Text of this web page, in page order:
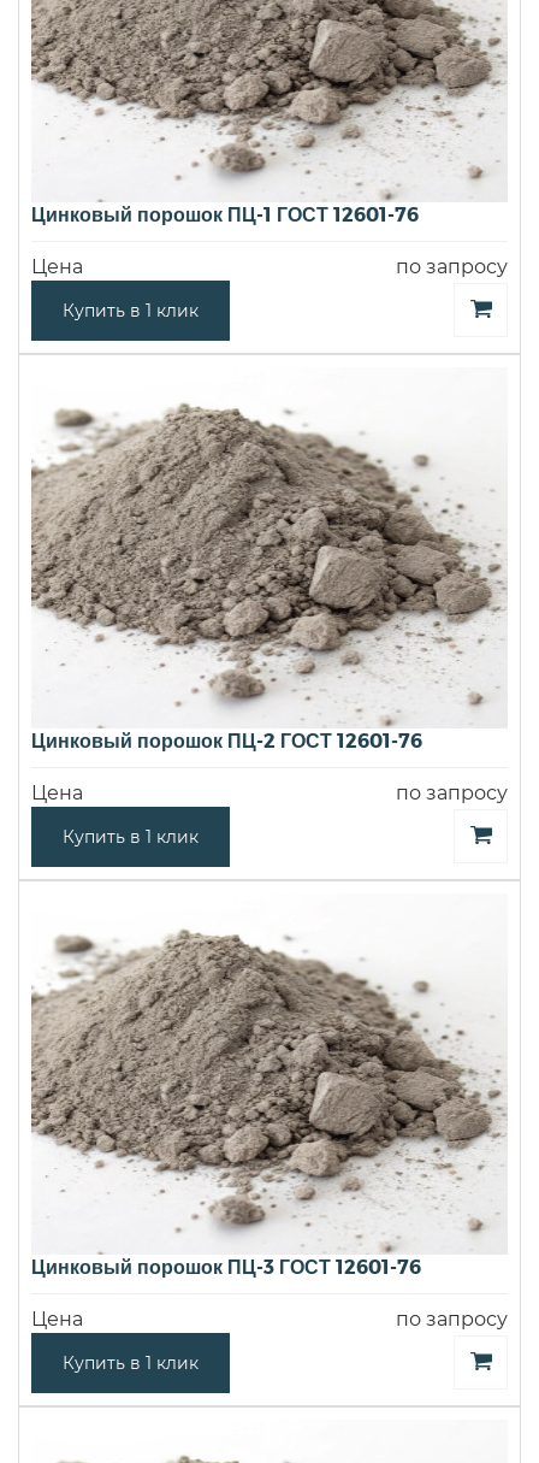
Цинковый порошок ПЦ-1 ГОСТ 12601-76
Цена по запросу
Купить в 1 клик
Цинковый порошок ПЦ-2 ГОСТ 12601-76
Цена по запросу
Купить в 1 клик
Цинковый порошок ПЦ-3 ГОСТ 12601-76
Цена по запросу
Купить в 1 клик